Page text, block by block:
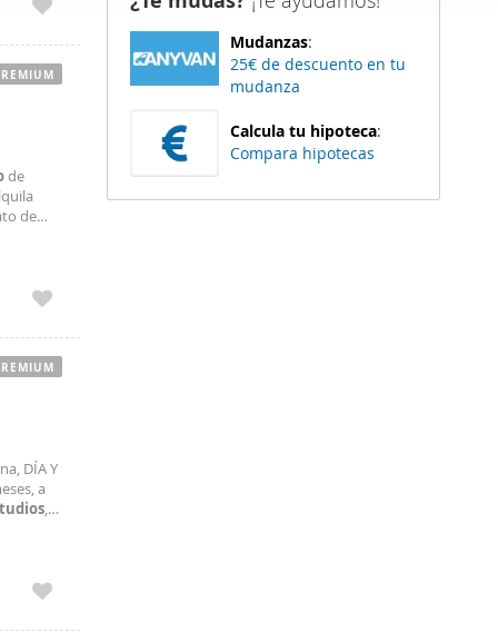
funciones
del
de
de
DÍA Y
a
,
Mudanzas:
25€ de descuento en tu
mudanza
Calcula tu hipoteca:
Compara hipotecas